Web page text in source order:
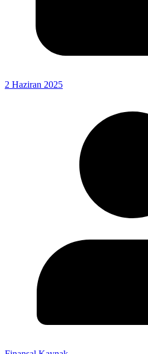
2 Haziran 2025